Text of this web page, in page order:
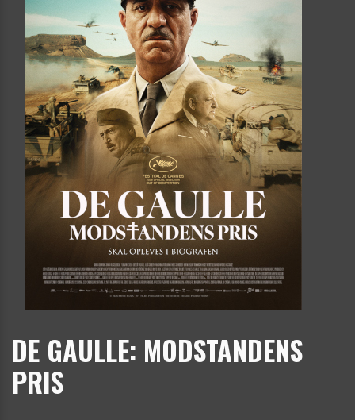
DE GAULLE: MODSTANDENS
PRIS